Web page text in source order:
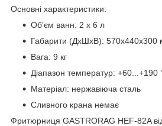
Основні характеристики:
Об’єм ванн: 2 х 6 л
Габарити (ДхШхВ): 570х440х300
Вага: 9 кг
Діапазон температур: +60...+190
Матеріал: нержавіюча сталь
Сливного крана немає
Фритюрниця GASTRORAG HEF-82A